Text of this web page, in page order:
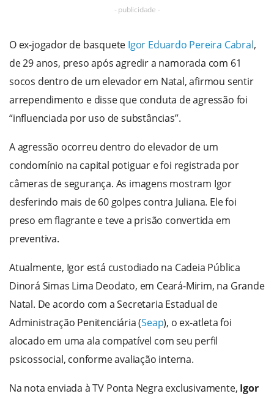
- publicidade -
O ex-jogador de basquete Igor Eduardo Pereira Cabral,
de 29 anos, preso após agredir a namorada com 61
socos dentro de um elevador em Natal, afirmou sentir
arrependimento e disse que conduta de agressão foi
“influenciada por uso de substâncias”.
A agressão ocorreu dentro do elevador de um
condomínio na capital potiguar e foi registrada por
câmeras de segurança. As imagens mostram Igor
desferindo mais de 60 golpes contra Juliana. Ele foi
preso em flagrante e teve a prisão convertida em
preventiva.
Atualmente, Igor está custodiado na Cadeia Pública
Dinorá Simas Lima Deodato, em Ceará-Mirim, na Grande
Natal. De acordo com a Secretaria Estadual de
Administração Penitenciária (Seap), o ex-atleta foi
alocado em uma ala compatível com seu perfil
psicossocial, conforme avaliação interna.
Na nota enviada à TV Ponta Negra exclusivamente, Igor